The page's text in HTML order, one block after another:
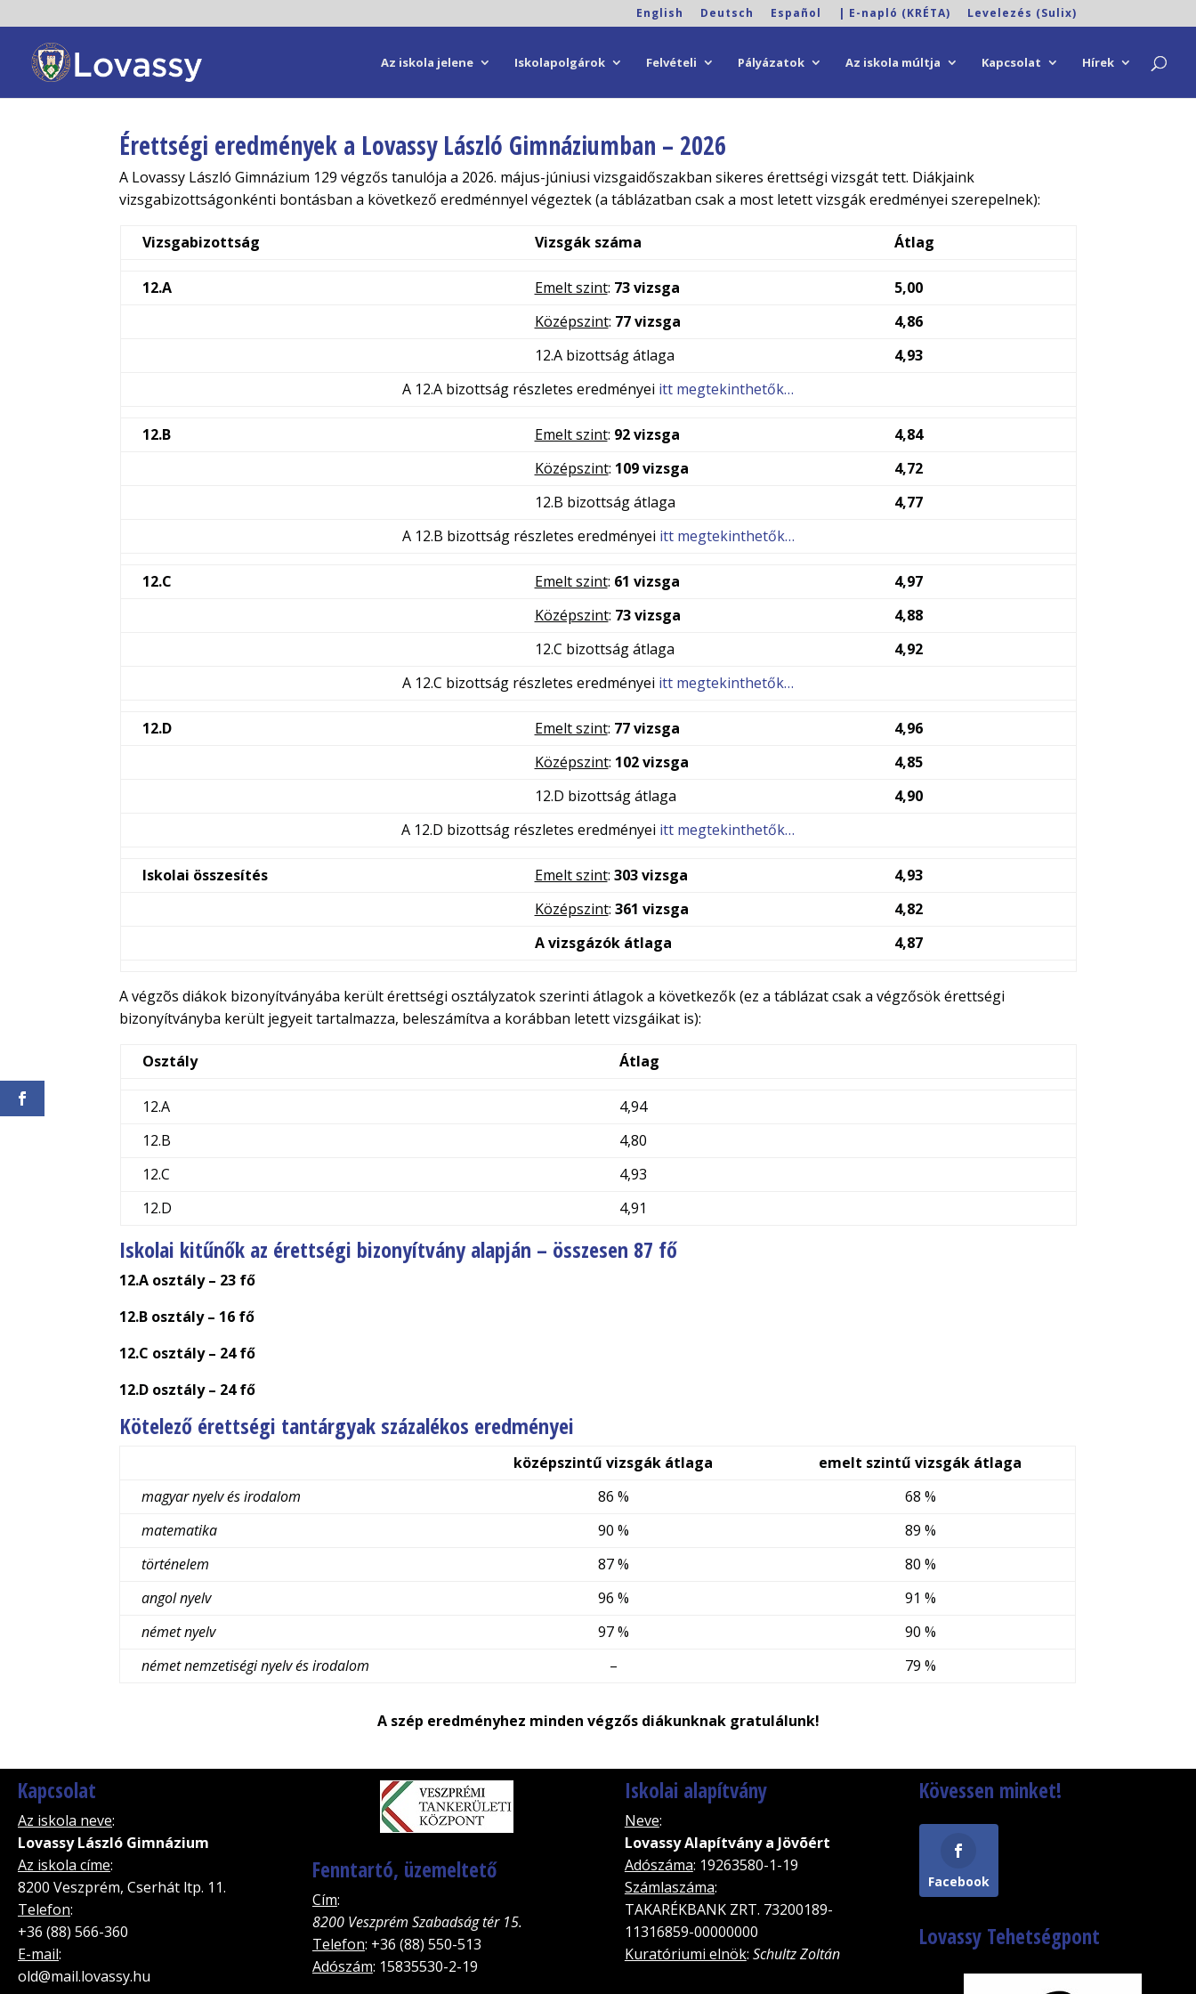
English Deutsch Español | E-napló (KRÉTA) Levelezés (Sulix)
Az iskola jelene Iskolapolgárok Felvételi Pályázatok Az iskola múltja Kapcsolat Hírek
Érettségi eredmények a Lovassy László Gimnáziumban – 2026
A Lovassy László Gimnázium 129 végzős tanulója a 2026. május-júniusi vizsgaidőszakban sikeres érettségi vizsgát tett. Diákjaink
vizsgabizottságonkénti bontásban a következő eredménnyel végeztek (a táblázatban csak a most letett vizsgák eredményei szerepelnek):
Vizsgabizottság Vizsgák száma Átlag
12.A Emelt szint: 73 vizsga
5,00
Középszint: 77 vizsga
4,86
12.A bizottság átlaga
4,93
A 12.A bizottság részletes eredményei itt megtekinthetők…
12.B Emelt szint: 92 vizsga
4,84
Középszint: 109 vizsga
4,72
12.B bizottság átlaga
4,77
A 12.B bizottság részletes eredményei itt megtekinthetők…
12.C Emelt szint: 61 vizsga
4,97
Középszint: 73 vizsga
4,88
12.C bizottság átlaga
4,92
A 12.C bizottság részletes eredményei itt megtekinthetők…
12.D Emelt szint: 77 vizsga
4,96
Középszint: 102 vizsga
4,85
12.D bizottság átlaga
4,90
A 12.D bizottság részletes eredményei itt megtekinthetők…
Iskolai összesítés Emelt szint: 303 vizsga
4,93
Középszint: 361 vizsga
4,82
A vizsgázók átlaga
4,87
A végzõs diákok bizonyítványába került érettségi osztályzatok szerinti átlagok a következők (ez a táblázat csak a végzősök érettségi
bizonyítványba került jegyeit tartalmazza, beleszámítva a korábban letett vizsgáikat is):
Osztály Átlag
12.A
4,94
12.B
4,80
12.C
4,93
12.D
4,91
Iskolai kitűnők az érettségi bizonyítvány alapján – összesen 87 fő
12.A osztály – 23 fő
12.B osztály – 16 fő
12.C osztály – 24 fő
12.D osztály – 24 fő
Kötelező érettségi tantárgyak százalékos eredményei
középszintű vizsgák átlaga
emelt szintű vizsgák átlaga
magyar nyelv és irodalom
86 %
68 %
matematika
90 %
89 %
történelem
87 %
80 %
angol nyelv
96 %
91 %
német nyelv
97 %
90 %
német nemzetiségi nyelv és irodalom
– 79 %
A szép eredményhez minden végzős diákunknak gratulálunk!
Kapcsolat
Az iskola neve:
Lovassy László Gimnázium
Az iskola címe:
8200 Veszprém, Cserhát ltp. 11.
Telefon:
+36 (88) 566-360
E-mail:
old@mail.lovassy.hu
Fenntartó, üzemeltető
Cím:
8200 Veszprém Szabadság tér 15.
Telefon: +36 (88) 550-513
Adószám: 15835530-2-19
Iskolai alapítvány
Neve:
Lovassy Alapítvány a Jövõért
Adószáma: 19263580-1-19
Számlaszáma:
TAKARÉKBANK ZRT. 73200189-
11316859-00000000
Kuratóriumi elnök: Schultz Zoltán
Kövessen minket!
Facebook
Lovassy Tehetségpont